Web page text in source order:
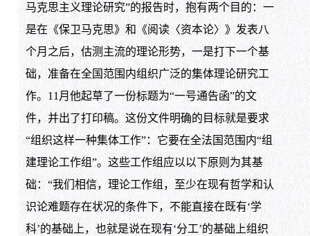
马克思主义理论研究”的报告时，抱有两个目的：一
是在《保卫马克思》和《阅读〈资本论〉》发表八
个月之后，估测主流的理论形势，一是打下一个基
础，准备在全国范围内组织广泛的集体理论研究工
作。11月他起草了一份标题为“一号通告函”的文
件，并出了打印稿。这份文件明确的目标就是要求
“组织这样一种集体工作”：它要在全法国范围内“组
建理论工作组”。这些工作组应以以下原则为其基
础：“我们相信，理论工作组，至少在现有哲学和认
识论难题存在状况的条件下，不能直接在既有‘学
科’的基础上，也就是说在现有‘分工’的基础上组织